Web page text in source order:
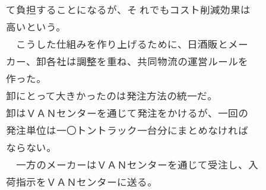
て負担することになるが、そ れでもコスト削減効果は
高いという。
こうした仕組みを作り上げるために、日酒販とメー
カー、卸各社は調整を重ね、共同物流の運営ルールを
作った。
卸にとって大きかったのは発注方法の統一だ。
卸はＶＡＮセンターを通じて発注をかけるが、一回の
発注単位は一〇トントラック一台分にまとめなければ
ならない。
一方のメーカーはＶＡＮセンターを通じて受注し、入
荷指示をＶＡＮセンターに送る。